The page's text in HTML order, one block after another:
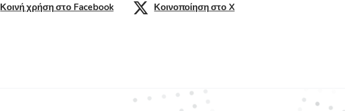
Κοινή χρήση στο Facebook Κοινοποίηση στο X